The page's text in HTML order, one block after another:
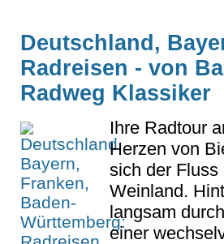
Deutschland,
Radreisen - von
Radweg Klassiker
Ihre Radtour
Herzen von
sich der
Weinland.
langsam
einer